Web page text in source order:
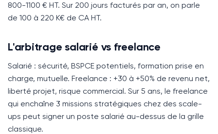
800-1100 € HT. Sur 200 jours facturés par an, on parle
de 100 à 220 K€ de CA HT.
L'arbitrage salarié vs freelance
Salarié : sécurité, BSPCE potentiels, formation prise en
charge, mutuelle. Freelance : +30 à +50% de revenu net,
liberté projet, risque commercial. Sur 5 ans, le freelance
qui enchaîne 3 missions stratégiques chez des scale-
ups peut signer un poste salarié au-dessus de la grille
classique.